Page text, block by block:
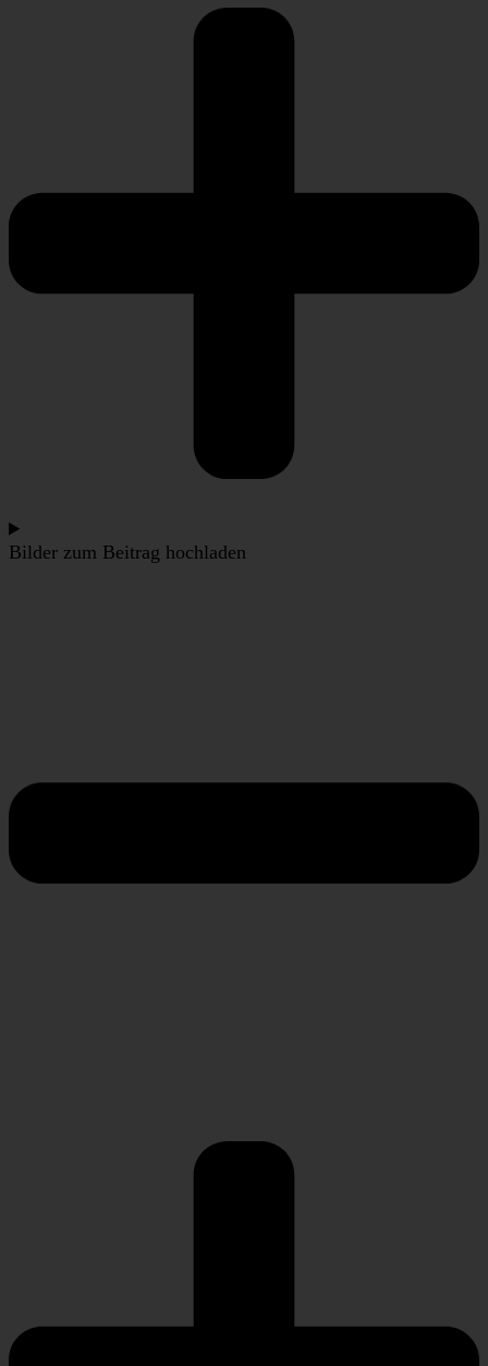
Bilder zum Beitrag hochladen